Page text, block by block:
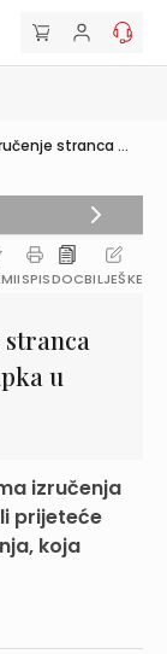
stranca ...
ISPISDOCBILJEŠKE
u
izručenja
prijeteće
koja